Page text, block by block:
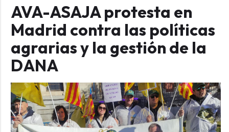
AVA-ASAJA protesta en
Madrid contra las políticas
agrarias y la gestión de la
DANA